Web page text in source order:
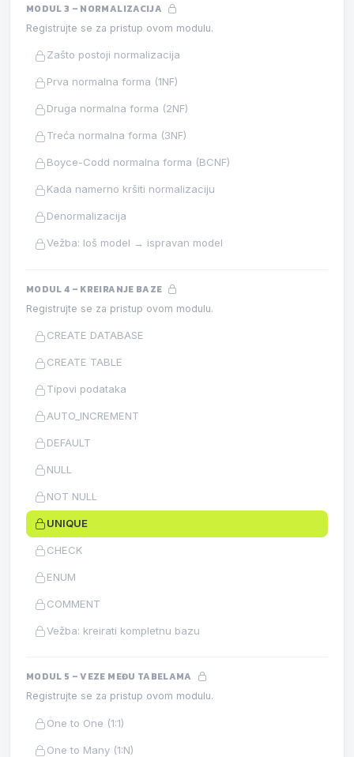
MODUL 3 – NORMALIZACIJA
Registrujte se za pristup ovom modulu.
Zašto postoji normalizacija
Prva normalna forma (1NF)
Druga normalna forma (2NF)
Treća normalna forma (3NF)
Boyce-Codd normalna forma (BCNF)
Kada namerno kršiti normalizaciju
Denormalizacija
Vežba: loš model → ispravan model
MODUL 4 – KREIRANJE BAZE
Registrujte se za pristup ovom modulu.
CREATE DATABASE
CREATE TABLE
Tipovi podataka
AUTO_INCREMENT
DEFAULT
NULL
NOT NULL
UNIQUE
CHECK
ENUM
COMMENT
Vežba: kreirati kompletnu bazu
MODUL 5 – VEZE MEĐU TABELAMA
Registrujte se za pristup ovom modulu.
One to One (1:1)
One to Many (1:N)